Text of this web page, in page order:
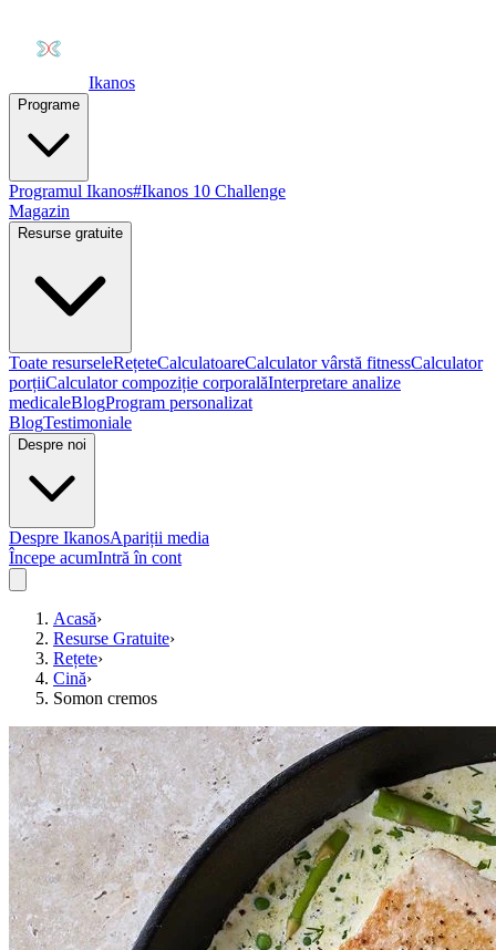
Ikanos
Programe
Programul Ikanos#Ikanos 10 Challenge
Magazin
Resurse gratuite
Toate resurseleRețeteCalculatoareCalculator vârstă fitnessCalculator
porțiiCalculator compoziție corporalăInterpretare analize
medicaleBlogProgram personalizat
BlogTestimoniale
Despre noi
Despre IkanosApariții media
Începe acumIntră în cont
Acasă›
Resurse Gratuite›
Rețete›
Cină›
Somon cremos